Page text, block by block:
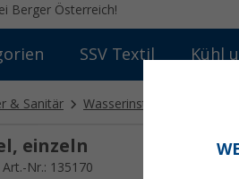
Berger Österreich!
SSV Textil Kühl
& Sanitär Wasserinstallation
einzeln
Art.-Nr.: 135170